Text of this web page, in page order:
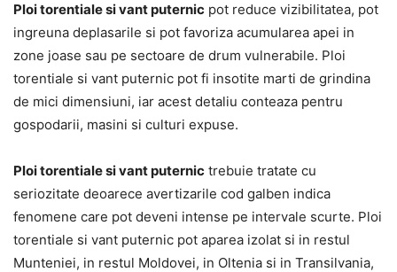
Ploi torentiale si vant puternic pot reduce vizibilitatea, pot
ingreuna deplasarile si pot favoriza acumularea apei in
zone joase sau pe sectoare de drum vulnerabile. Ploi
torentiale si vant puternic pot fi insotite marti de grindina
de mici dimensiuni, iar acest detaliu conteaza pentru
gospodarii, masini si culturi expuse.
Ploi torentiale si vant puternic trebuie tratate cu
seriozitate deoarece avertizarile cod galben indica
fenomene care pot deveni intense pe intervale scurte. Ploi
torentiale si vant puternic pot aparea izolat si in restul
Munteniei, in restul Moldovei, in Oltenia si in Transilvania,